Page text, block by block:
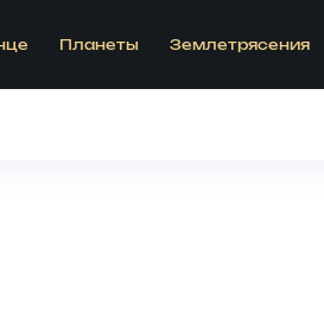
Планеты Землетрясения